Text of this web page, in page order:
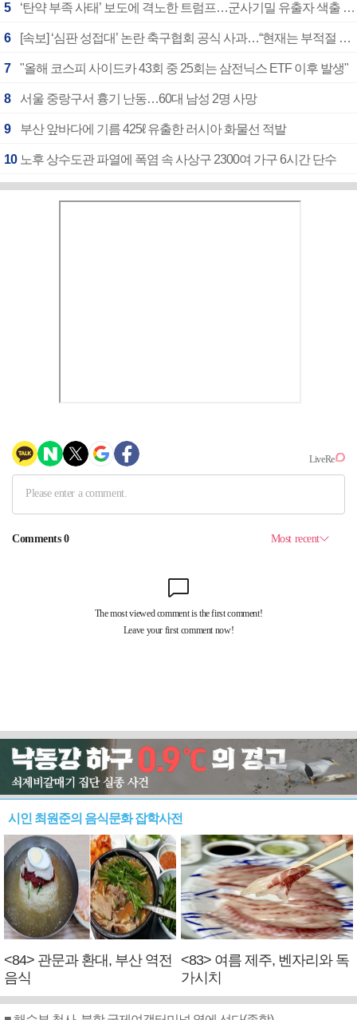
5 ‘탄약 부족 사태’ 보도에 격노한 트럼프…군사기밀 유출자 색출 지시
6 [속보] ‘심판 성접대’ 논란 축구협회 공식 사과…“현재는 부적절 행위 없어”
7 "올해 코스피 사이드카 43회 중 25회는 삼전닉스 ETF 이후 발생"
8 서울 중랑구서 흉기 난동…60대 남성 2명 사망
9 부산 앞바다에 기름 425ℓ 유출한 러시아 화물선 적발
10 노후 상수도관 파열에 폭염 속 사상구 2300여 가구 6시간 단수
시인 최원준의 음식문화 잡학사전
<84> 관문과 환대, 부산 역전
음식
<83> 여름 제주, 벤자리와 독
가시치